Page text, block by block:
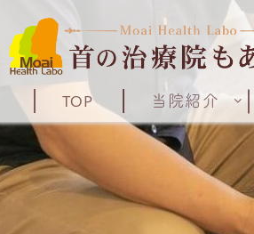
TOP 当院紹介